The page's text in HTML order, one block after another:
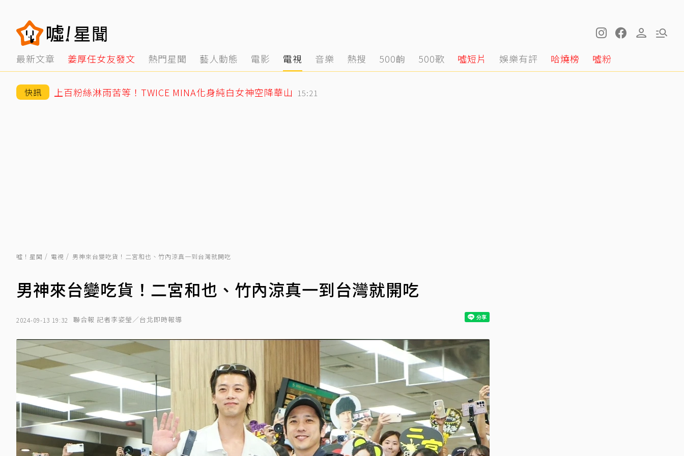
最新文章 姜厚任女友發文 熱門星聞 藝人動態 電影 電視 音樂 熱搜 500齣 500歌 噓短片 娛樂有評 哈燒榜 噓粉
快訊 上百粉絲淋雨苦等！TWICE MINA化身純白女神空降華山 15:21
噓！星聞 電視 男神來台變吃貨！二宮和也、竹內涼真一到台灣就開吃
男神來台變吃貨！二宮和也、竹內涼真一到台灣就開吃
2024-09-13 19:32 聯合報 記者李姿瑩／台北即時報導